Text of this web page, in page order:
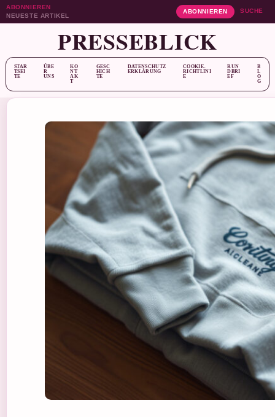
ABONNIEREN
NEUESTE ARTIKEL
ABONNIEREN SUCHE
PRESSEBLICK
STAR
TSEI
TE
ÜBE
R
UNS
KO
NT
AK
T
GESC
HICH
TE
DATENSCHUTZ
ERKLÄRUNG
COOKIE-
RICHTLINI
E
RUN
DBRI
EF
B
L
O
G